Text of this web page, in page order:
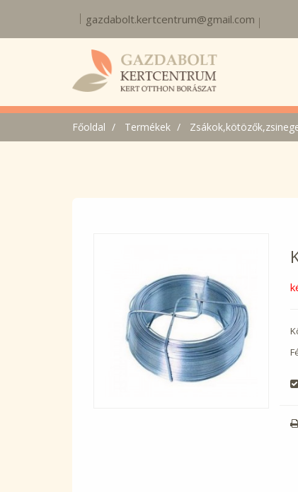
gazdabolt.kertcentrum@gmail.com
Főoldal Termékek